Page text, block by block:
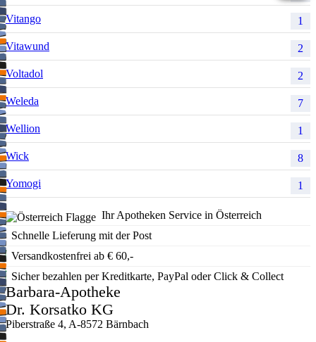
Vitango 1
Vitawund 2
Voltadol 2
Weleda 7
Wellion 1
Wick 8
Yomogi 1
Ihr Apotheken Service in Österreich
Schnelle Lieferung mit der Post
Versandkostenfrei ab € 60,-
Sicher bezahlen per Kreditkarte, PayPal oder Click & Collect
Barbara-Apotheke
Dr. Korsatko KG
Piberstraße 4, A-8572 Bärnbach